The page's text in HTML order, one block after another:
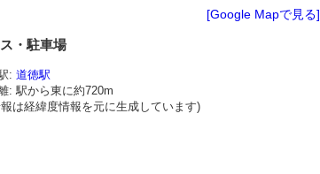
[Google Mapで見る]
・駐車場
: 道徳駅
: 駅から東に約720m
は経緯度情報を元に生成しています)